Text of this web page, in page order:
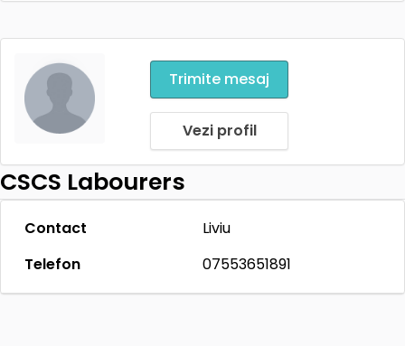
Trimite mesaj
Vezi profil
CSCS Labourers
Contact
Liviu
Telefon
07553651891